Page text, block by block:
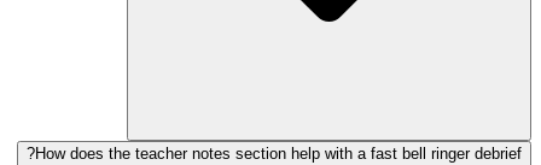
How does the teacher notes section help with a fast bell ringer debrief?